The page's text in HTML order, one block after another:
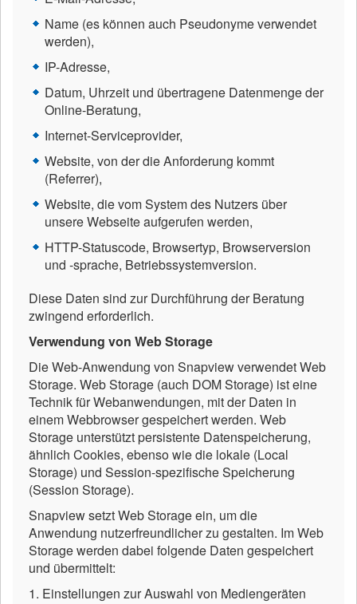
Name (es können auch Pseudonyme verwendet
werden),
IP-Adresse,
Datum, Uhrzeit und übertragene Datenmenge der
Online-Beratung,
Internet-Serviceprovider,
Website, von der die Anforderung kommt
(Referrer),
Website, die vom System des Nutzers über
unsere Webseite aufgerufen werden,
HTTP-Statuscode, Browsertyp, Browserversion
und -sprache, Betriebssystemversion.
Diese Daten sind zur Durchführung der Beratung
zwingend erforderlich.
Verwendung von Web Storage
Die Web-Anwendung von Snapview verwendet Web
Storage. Web Storage (auch DOM Storage) ist eine
Technik für Webanwendungen, mit der Daten in
einem Webbrowser gespeichert werden. Web
Storage unterstützt persistente Datenspeicherung,
ähnlich Cookies, ebenso wie die lokale (Local
Storage) und Session-spezifische Speicherung
(Session Storage).
Snapview setzt Web Storage ein, um die
Anwendung nutzerfreundlicher zu gestalten. Im Web
Storage werden dabei folgende Daten gespeichert
und übermittelt:
1. Einstellungen zur Auswahl von Mediengeräten